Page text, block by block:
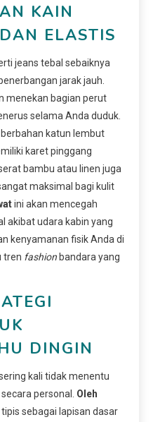
KAIN
ELASTIS
jeans tebal sebaiknya
jarak jauh.
menekan bagian perut
selama Anda duduk.
katun lembut
karet pinggang
bambu atau linen juga
maksimal bagi kulit
ini akan mencegah
akibat udara kabin yang
kenyamanan fisik Anda di
tren fashion bandara yang
DINGIN
kali tidak menentu
personal. Oleh
sebagai lapisan dasar